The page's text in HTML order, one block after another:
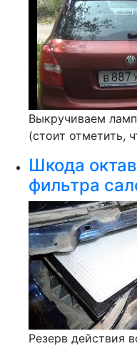
Выкручиваем
(стоит отметить,
Шкода
фильтра
Резерв действия